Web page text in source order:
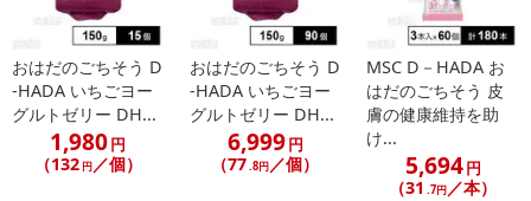
おはだのごちそう D
-HADA いちごヨー
グルトゼリー DH...
1,980円
（132 円／個）
おはだのごちそう D
-HADA いちごヨー
グルトゼリー DH...
6,999円
（77.8円／個）
MSC D－HADA お
はだのごちそう 皮
膚の健康維持を助
け...
5,694円
（31 .7円／本）